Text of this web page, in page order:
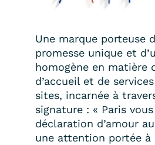
Une marque porteuse
promesse unique et
homogène en matière
d’accueil et de
sites, incarnée à
signature : « Paris
déclaration d’amour
une attention portée à